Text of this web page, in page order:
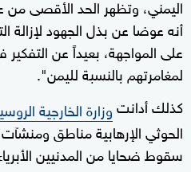
اليمني، وتظهر الحد الأقصى من
أنه عوضا عن بذل الجهود لإزالة
على المواجهة، بعيداً عن التفكير
لمغامرتهم بالنسبة لليمن".
كذلك أدانتوزارة الخارجية
الحوثي الإرهابية مناطق
سقوط ضحايا من المدنيين